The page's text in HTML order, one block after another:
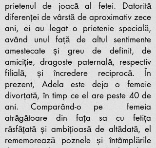
prietenul de joacă al fetei. Datorită
diferenței de vârstă de aproximativ zece
ani, ei au legat o prietenie specială,
având unul față de altul sentimente
amestecate și greu de definit, de
amiciție, dragoste paternală, respectiv
filială, și încredere reciprocă. În
prezent, Adela este deja o femeie
divorțată, în timp ce el are peste 40 de
ani. Comparând-o pe femeia
atrăgătoare din fața sa cu fetița
răsfățată și ambițioasă de altădată, el
rememorează poznele și întâmplările